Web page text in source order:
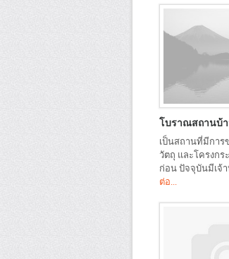
โบราณสถานบ้
เป็นสถานที่มีกา
วัตถุ และโครงก
ก่อน ปัจจุบันมีเจ้
ต่อ...